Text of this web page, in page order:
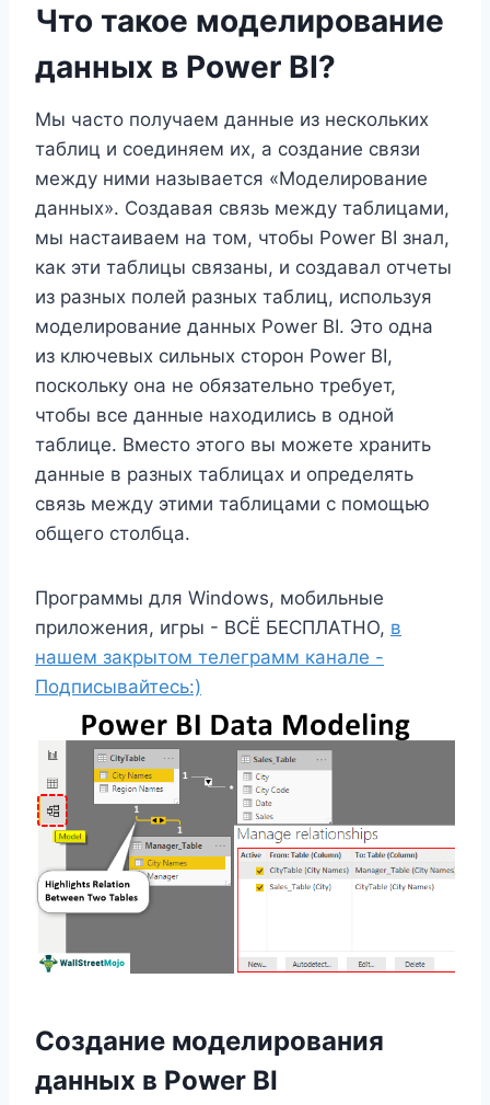
Что такое моделирование
данных в Power BI?
Мы часто получаем данные из нескольких
таблиц и соединяем их, а создание связи
между ними называется «Моделирование
данных». Создавая связь между таблицами,
мы настаиваем на том, чтобы Power BI знал,
как эти таблицы связаны, и создавал отчеты
из разных полей разных таблиц, используя
моделирование данных Power BI. Это одна
из ключевых сильных сторон Power BI,
поскольку она не обязательно требует,
чтобы все данные находились в одной
таблице. Вместо этого вы можете хранить
данные в разных таблицах и определять
связь между этими таблицами с помощью
общего столбца.
Программы для Windows, мобильные
приложения, игры - ВСЁ БЕСПЛАТНО, в
нашем закрытом телеграмм канале -
Подписывайтесь:)
Создание моделирования
данных в Power BI